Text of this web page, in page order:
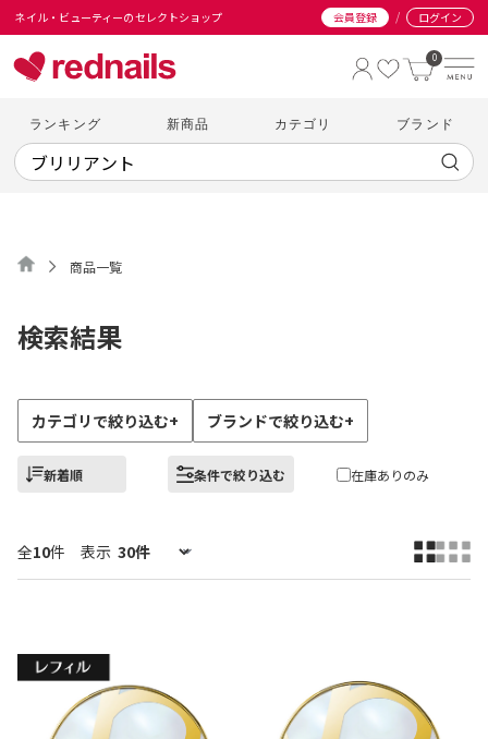
ネイル・ビューティーのセレクトショップ 会員登録 / ログイン
0
ランキング 新商品 カテゴリ ブランド
商品一覧
検索結果
カテゴリで絞り込む+ ブランドで絞り込む+
新着順 条件で絞り込む 在庫ありのみ
全10件 表示